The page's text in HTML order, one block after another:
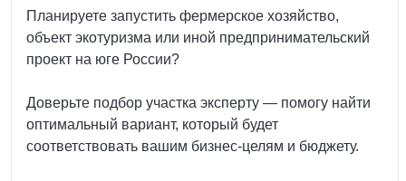
Планируете запустить фермерское хозяйство,
объект экотуризма или иной предпринимательский
проект на юге России?
Доверьте подбор участка эксперту — помогу найти
оптимальный вариант, который будет
соответствовать вашим бизнес‑целям и бюджету.